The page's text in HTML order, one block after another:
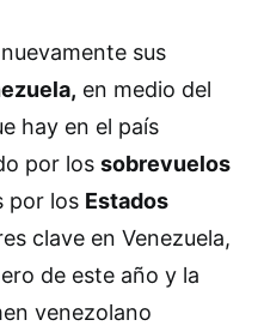
sus
en medio del
hay en el país
por los sobrevuelos
por los Estados
clave en Venezuela,
de este año y la
venezolano